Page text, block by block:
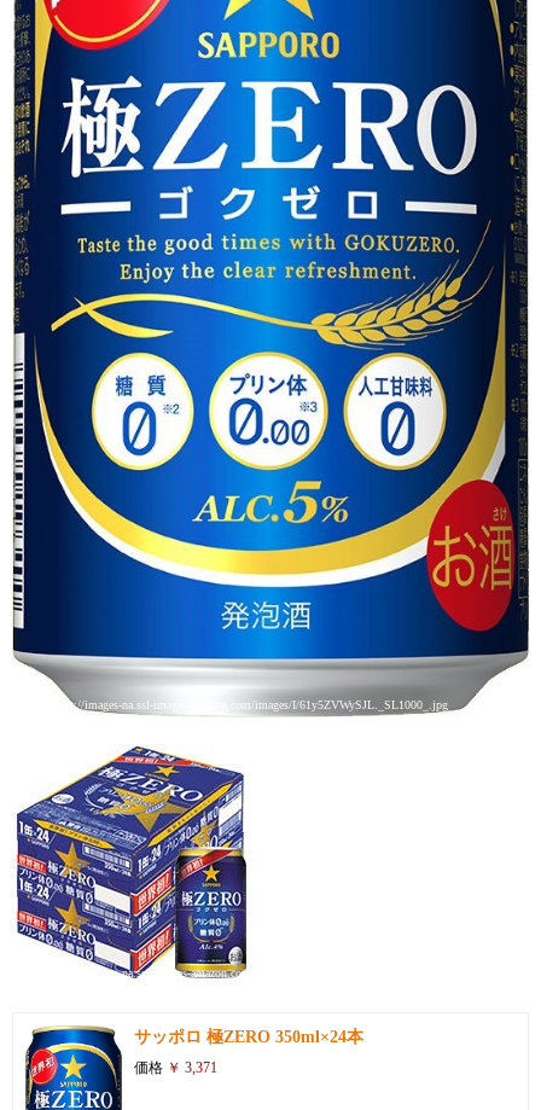
引用: https://images-na.ssl-images-amazon.com/images/I/61y5ZVWySJL._SL1000_.jpg
引用: https://images-na.ssl-images-amazon.com/images/I/41adClH2rtL.jpg
サッポロ 極ZERO 350ml×24本
価格 ￥ 3,371